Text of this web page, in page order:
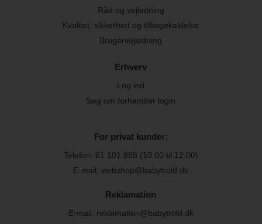
Råd og vejledning
Kvalitet, sikkerhed og tilbagekaldelse
Brugervejledning
Erhverv
Log ind
Søg om forhandler login
For privat kunder:
Telefon: 61 101 888 (10:00 til 12:00)
E-mail: webshop@babytrold.dk
Reklamation
E-mail: reklamation@babytrold.dk